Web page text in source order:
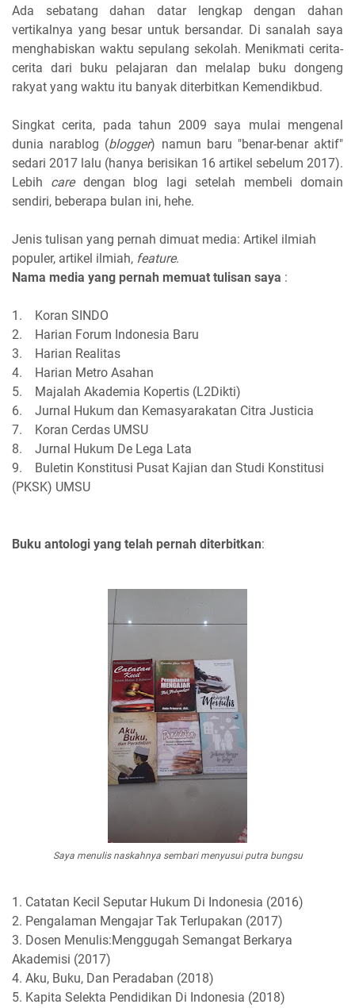
Ada sebatang dahan datar lengkap dengan dahan
vertikalnya yang besar untuk bersandar. Di sanalah saya
menghabiskan waktu sepulang sekolah. Menikmati cerita-
cerita dari buku pelajaran dan melalap buku dongeng
rakyat yang waktu itu banyak diterbitkan Kemendikbud.
Singkat cerita, pada tahun 2009 saya mulai mengenal
dunia narablog (blogger) namun baru "benar-benar aktif"
sedari 2017 lalu (hanya berisikan 16 artikel sebelum 2017).
Lebih caredengan blog lagi setelah membeli domain
sendiri, beberapa bulan ini, hehe.
Jenis tulisan yang pernah dimuat media: Artikel ilmiah
populer, artikel ilmiah, feature.
Nama media yang pernah memuat tulisan saya :
1. Koran SINDO
2. Harian Forum Indonesia Baru
3. Harian Realitas
4. Harian Metro Asahan
5. Majalah Akademia Kopertis (L2Dikti)
6. Jurnal Hukum dan Kemasyarakatan Citra Justicia
7. Koran Cerdas UMSU
8. Jurnal Hukum De Lega Lata
9. Buletin Konstitusi Pusat Kajian dan Studi Konstitusi
(PKSK) UMSU
Buku antologi yang telah pernah diterbitkan:
Saya menulis naskahnya sembari menyusui putra bungsu
1. Catatan Kecil Seputar Hukum Di Indonesia (2016)
2. Pengalaman Mengajar Tak Terlupakan (2017)
3. Dosen Menulis:Menggugah Semangat Berkarya
Akademisi (2017)
4. Aku, Buku, Dan Peradaban (2018)
5. Kapita Selekta Pendidikan Di Indonesia (2018)